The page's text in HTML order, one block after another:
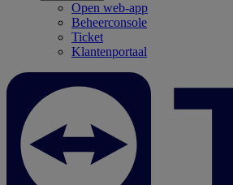
Open web-app
Beheerconsole
Ticket
Klantenportaal